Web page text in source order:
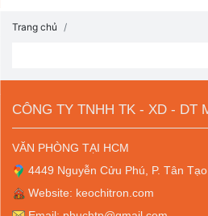
Trang chủ
CÔNG TY TNHH TK - XD - DT
VĂN PHÒNG TẠI HCM
4449 Nguyễn Cửu Phú, P. Tân
Website: keochitron.com